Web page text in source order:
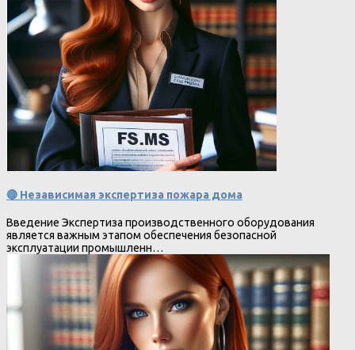
🔴 Независимая экспертиза пожара дома
Введение Экспертиза производственного оборудования
является важным этапом обеспечения безопасной
эксплуатации промышленн…